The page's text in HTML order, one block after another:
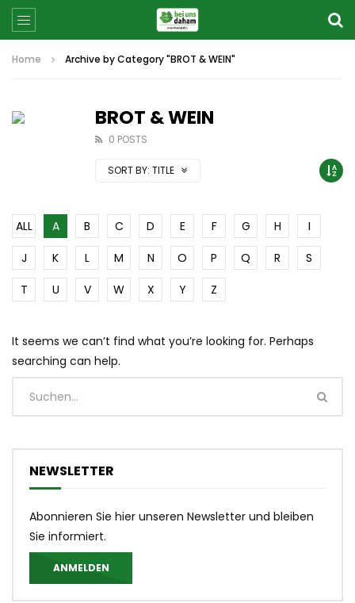
Home Archive by Category "BROT & WEIN"
BROT & WEIN
0 POSTS
SORT BY: TITLE
ALL A B C D E F G H
I
J
K L M N O P Q R
S
T
U V W X Y Z
It seems we can’t find what you’re looking for. Perhaps
searching can help.
NEWSLETTER
Abonnieren Sie hier unseren Newsletter und bleiben
Sie informiert.
ANMELDEN